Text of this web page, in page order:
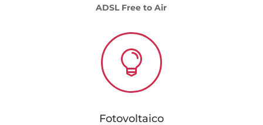
ADSL Free to Air

Fotovoltaico